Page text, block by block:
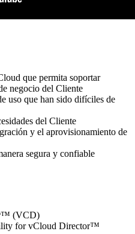
que permita soportar
negocio del Cliente
uso que han sido difíciles de
del Cliente
y el aprovisionamiento de
segura y confiable
(VCD)
for vCloud Director™